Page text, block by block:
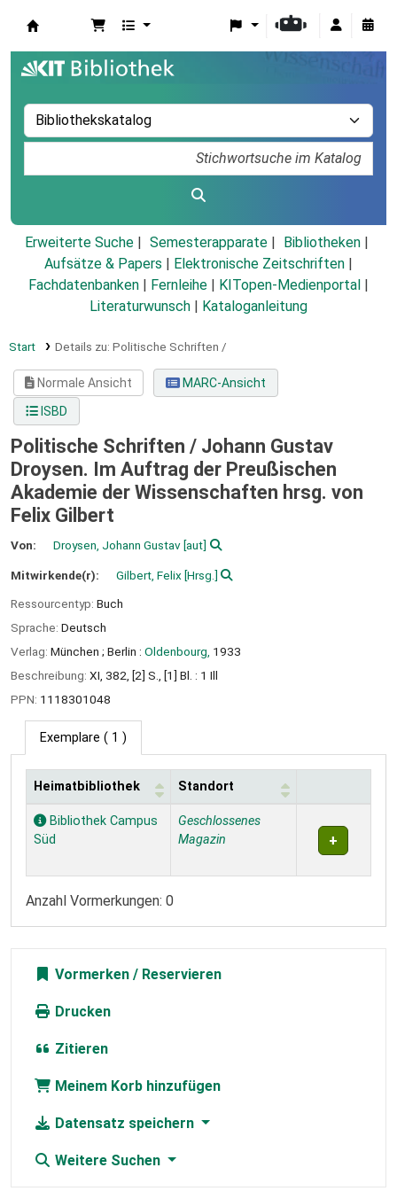
Erweiterte Suche Semesterapparate
Bibliotheken
Aufsätze & Papers
Elektronische Zeitschriften
Fachdatenbanken
Fernleihe KITopen-Medienportal
Literaturwunsch
Kataloganleitung
Start Details zu: Politische Schriften /
Normale Ansicht
MARC-Ansicht
ISBD
Politische Schriften / Johann Gustav
Droysen. Im Auftrag der Preußischen
Akademie der Wissenschaften hrsg. von
Felix Gilbert
Von: Droysen, Johann Gustav[aut]
Mitwirkende(r): Gilbert, Felix[Hrsg.]
Ressourcentyp: Buch
Sprache: Deutsch
Verlag: München ; Berlin : Oldenbourg, 1933
Beschreibung: XI, 382, [2] S., [1] Bl. : 1 Ill
PPN: 1118301048
Exemplare ( 1 )
Exemplare
Heimatbibliothek Standort
Bibliothek Campus
Süd
Geschlossenes
Magazin
Anzahl Vormerkungen: 0
Vormerken
Drucken
Zitieren
Meinem Korb hinzufügen
Datensatz speichern
Weitere Suchen